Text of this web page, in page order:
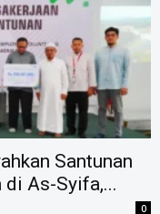
Santunan
As-Syifa,...
0